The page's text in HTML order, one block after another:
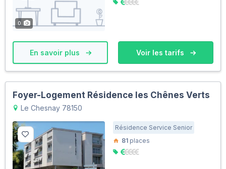
0
En savoir plus Voir les tarifs
Foyer-Logement Résidence les Chênes Verts
Le Chesnay 78150
Résidence Service Senior
81 places